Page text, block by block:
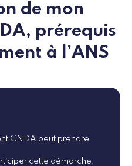
de mon
prérequis
à l’ANS
CNDA peut prendre
cette démarche,